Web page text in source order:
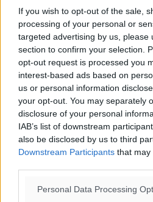
If you wish to opt-out of the sale,
processing of your personal or
targeted advertising by us, please
section to confirm your selection.
opt-out request is processed you
interest-based ads based on
us or personal information
your opt-out. You may separately
disclosure of your personal
IAB’s list of downstream
also be disclosed by us to third
Downstream Participants that may
Personal Data Processing
Υπενθύμιση:
Για την μερική αναπαραγωγή
ιστοσελίδες είναι απαραίτητη
παρεχόμενου συνδέσμου
της Δημοκρατικής.